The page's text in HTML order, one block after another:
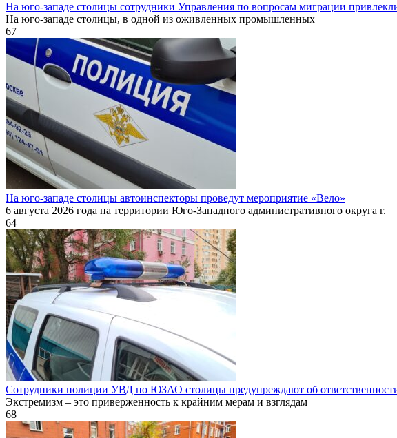
На юго-западе столицы сотрудники Управления по вопросам миграции
На юго-западе столицы, в одной из оживленных промышленных
67
На юго-западе столицы автоинспекторы проведут мероприятие «Вело»
6 августа 2026 года на территории Юго-Западного административного округа г.
64
Сотрудники полиции УВД по ЮЗАО столицы предупреждают об ответственности
Экстремизм – это приверженность к крайним мерам и взглядам
68